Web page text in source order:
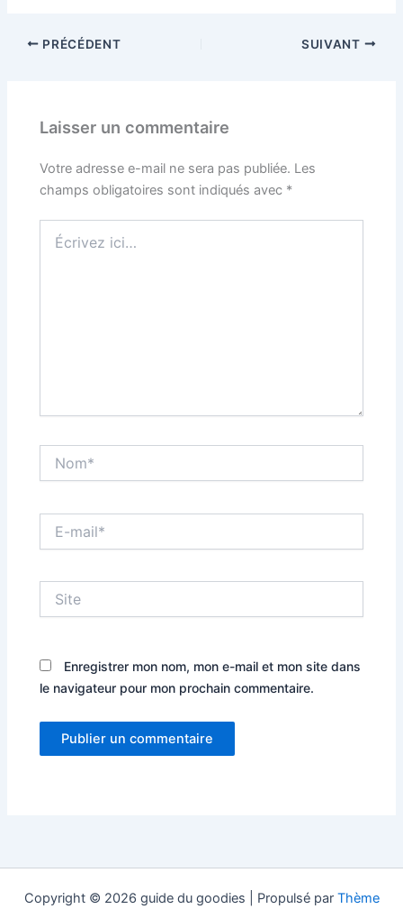
PRÉCÉDENT SUIVANT
Laisser un commentaire
Votre adresse e-mail ne sera pas publiée. Les
champs obligatoires sont indiqués avec *
ici…
mail*
Enregistrer mon nom, mon e-mail et mon site dans
le navigateur pour mon prochain commentaire.
Copyright © 2026 guide du goodies | Propulsé par Thème